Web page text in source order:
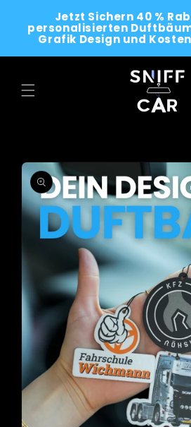
Skip to
contentJetzt Sichern 40 %
personalisierten
Grafik Design und
product
information